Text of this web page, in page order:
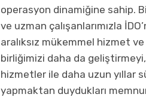
operasyon dinamiğine sahip.
ve uzman çalışanlarımızla
aralıksız mükemmel hizmet
birliğimizi daha da
hizmetler ile daha uzun yıllar
yapmaktan duydukları